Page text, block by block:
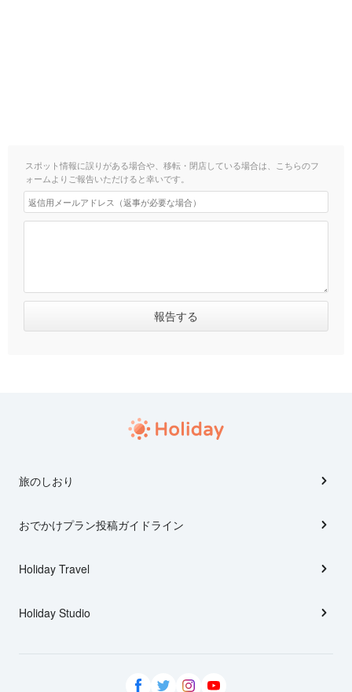
スポット情報に誤りがある場合や、移転・閉店している場合は、こちらのフ
ォームよりご報告いただけると幸いです。
旅のしおり
おでかけプラン投稿ガイドライン
Holiday Travel
Holiday Studio